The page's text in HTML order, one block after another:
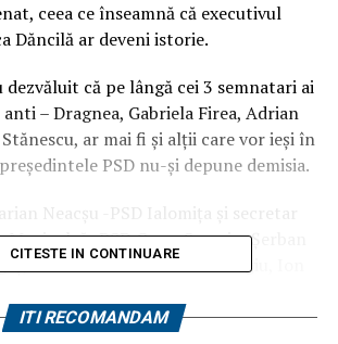
ceea ce înseamnă că executivul
Dăncilă ar deveni istorie.
dezvăluit că pe lângă cei 3 semnatari ai
– Dragnea, Gabriela Firea, Adrian
ar mai fi şi alţii care vor ieşi în
PSD nu-şi depune demisia.
Mocioalcă -PSD Caraş Severin, Șerban
Nicolae Bădălău – PSD Giurgiu, Ion
Vaslui, Marcel Ciolacu PSD Buzău,
CITESTE IN CONTINUARE
ITI RECOMANDAM